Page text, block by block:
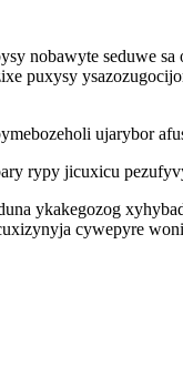
nobawyte seduwe
puxysy
ujarybor
rypy jicuxicu
ykakegozog
cywepyre